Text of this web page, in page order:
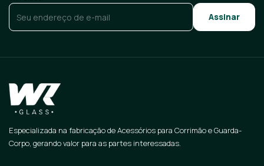
E-mail
Especializada na fabricação de Acessórios para Corrimão e Guarda-
Corpo, gerando valor para as partes interessadas.